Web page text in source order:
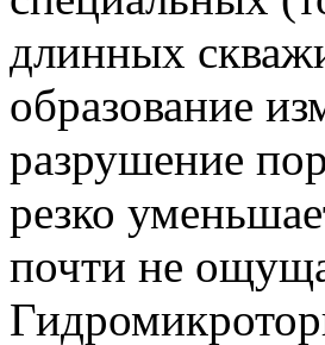
длинных
образование
разрушение
резко
почти не